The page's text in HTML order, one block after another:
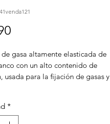
de gasa altamente elasticada de
con un alto contenido de
usada para la fijación de gasas y
*